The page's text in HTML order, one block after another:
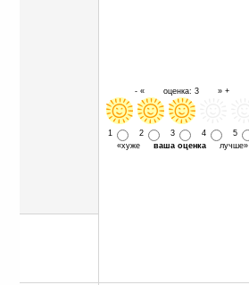
- « оценка: 3 » +
1 2 3 4
5
«хуже ваша оценкалучше»